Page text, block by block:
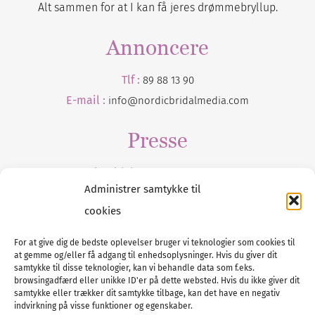
Administrer samtykke til
cookies
For at give dig de bedste oplevelser bruger vi teknologier som cookies til
at gemme og/eller få adgang til enhedsoplysninger. Hvis du giver dit
samtykke til disse teknologier, kan vi behandle data som f.eks.
browsingadfærd eller unikke ID'er på dette websted. Hvis du ikke giver dit
samtykke eller trækker dit samtykke tilbage, kan det have en negativ
indvirkning på visse funktioner og egenskaber.
Alt sammen for at I kan få jeres drømmebryllup.
Annoncere
Tlf : 89 88 13 90
E-mail : info@nordicbridalmedia.com
Presse
Tilmeld dig vores
Tel :89 88 13 90
E-post:info@nordicbridalmedia.com
Nordic Bridal Media